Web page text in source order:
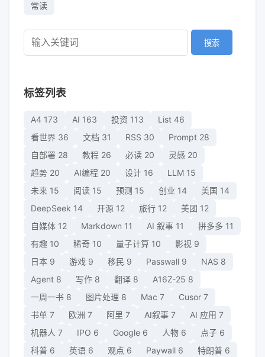
常读
搜索
标签列表
A4 173 AI 163 投资 113 List 46
看世界 36 文档 31 RSS 30 Prompt 28
自部署 28 教程 26 必读 20 灵感 20
趋势 20 AI编程 20 设计 16 LLM 15
未来 15 阅读 15 预测 15 创业 14 美国 14
DeepSeek 14 开源 12 旅行 12 美团 12
自媒体 12 Markdown 11 AI 叙事 11 拼多多 11
有趣 10 稀奇 10 量子计算 10 影视 9
日本 9 游戏 9 移民 9 Passwall 9 NAS 8
Agent 8 写作 8 翻译 8 A16Z-25 8
一周一书 8 图片处理 8 Mac 7 Cusor 7
书单 7 欧洲 7 阿里 7 AI叙事 7 AI 应用 7
机器人 7 IPO 6 Google 6 人物 6 点子 6
科普 6 英语 6 观点 6 Paywall 6 特朗普 6